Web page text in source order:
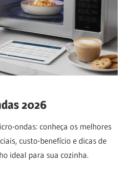
2026
ondas: conheça os melhores
custo-benefício e dicas de
ideal para sua cozinha.